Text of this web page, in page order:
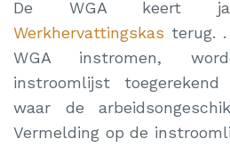
De WGA keert
Werkhervattingskas terug.
WGA instromen,
instroomlijst
waar de
Vermelding op de